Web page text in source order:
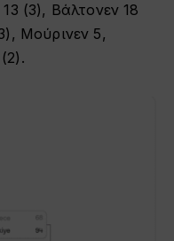
(3), Βάλτονεν 18
Μούρινεν 5,